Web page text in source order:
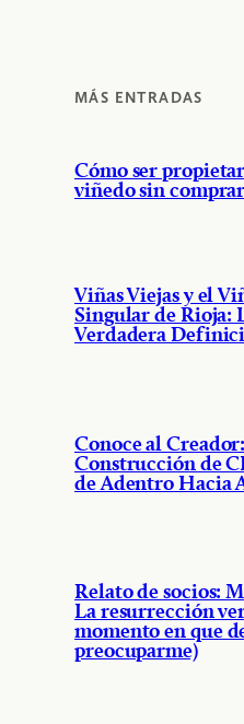
MÁS ENTRADAS
Cómo ser
viñedo sin
Viñas Viejas y el
Singular de Rioja:
Verdadera
Conoce al
Construcción de
de Adentro Hacia
Relato de socios:
La resurrección
momento en que
preocuparme)